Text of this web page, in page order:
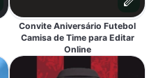
Convite Aniversário Futebol
Camisa de Time para Editar
Online